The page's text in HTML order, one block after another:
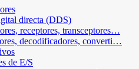
directa (DDS)
receptores, transceptores…
decodificadores, converti…
de E/S